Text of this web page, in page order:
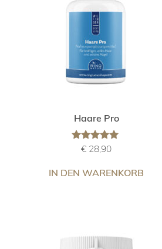
Haare Pro
Bewertet
mit
von 5
€ 28,90
IN DEN WARENKORB